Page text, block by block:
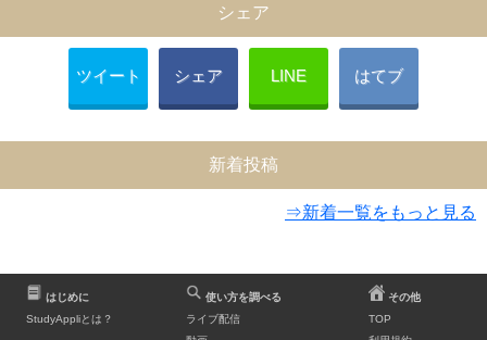
シェア
ツイート シェア LINE はてブ
新着投稿
⇒新着一覧をもっと見る
はじめに
StudyAppliとは？
使い方を調べる
ライブ配信
その他
TOP